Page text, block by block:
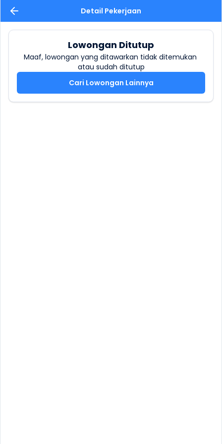
Detail Pekerjaan
Lowongan Ditutup
Maaf, lowongan yang ditawarkan tidak ditemukan
atau sudah ditutup
Cari Lowongan Lainnya